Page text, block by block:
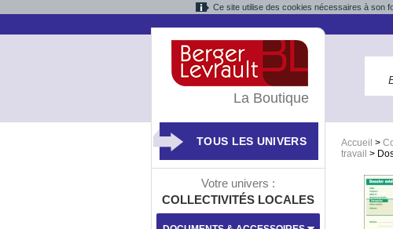
Ce site utilise des cookies nécessaires à son
Accueil >
travail >
La Boutique
TOUS LES UNIVERS
Votre univers :
COLLECTIVITÉS LOCALES